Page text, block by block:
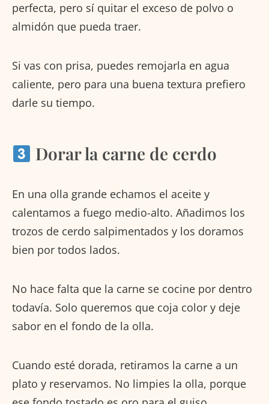
perfecta, pero sí quitar el exceso de polvo o
almidón que pueda traer.
Si vas con prisa, puedes remojarla en agua
caliente, pero para una buena textura prefiero
darle su tiempo.
Dorar la carne de cerdo
En una olla grande echamos el aceite y
calentamos a fuego medio-alto. Añadimos los
trozos de cerdo salpimentados y los doramos
bien por todos lados.
No hace falta que la carne se cocine por dentro
todavía. Solo queremos que coja color y deje
sabor en el fondo de la olla.
Cuando esté dorada, retiramos la carne a un
plato y reservamos. No limpies la olla, porque